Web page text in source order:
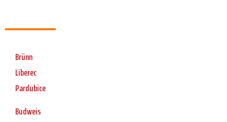
Brünn
Liberec
Pardubice
Budweis